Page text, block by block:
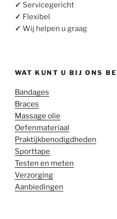
✓ Servicegericht
✓ Flexibel
✓ Wij helpen u graag
WAT KUNT U BIJ ONS
Bandages
Braces
Massage olie
Oefenmateriaal
Praktijkbenodigdheden
Sporttape
Testen en meten
Verzorging
Aanbiedingen